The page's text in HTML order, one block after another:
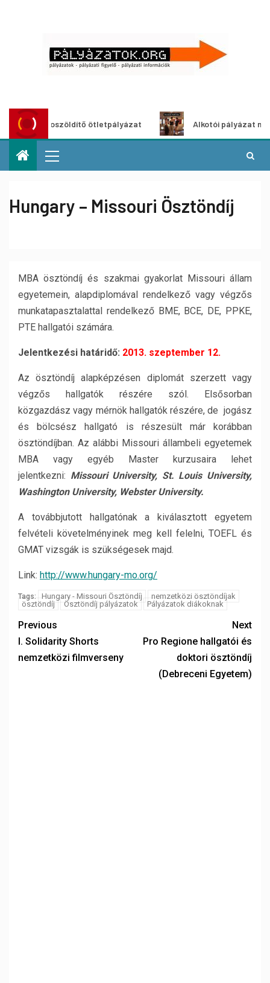
Városzöldítő ötletpályázat Alkotói pályázat
Hungary – Missouri Ösztöndíj
MBA ösztöndíj és szakmai gyakorlat Missouri állam
egyetemein, alapdiplomával rendelkező vagy végzős
munkatapasztalattal rendelkező BME, BCE, DE, PPKE,
PTE hallgatói számára.
Jelentkezési határidő: 2013. szeptember 12.
Az ösztöndíj alapképzésen diplomát szerzett vagy
végzős hallgatók részére szól. Elsősorban
közgazdász vagy mérnök hallgatók részére, de jogász
és bölcsész hallgató is részesült már korábban
ösztöndíjban. Az alábbi Missouri állambeli egyetemek
MBA vagy egyéb Master kurzusaira lehet
jelentkezni: Missouri University, St. Louis University,
Washington University, Webster University.
A továbbjutott hallgatónak a kiválasztott egyetem
felvételi követelményinek meg kell felelni, TOEFL és
GMAT vizsgák is szükségesek majd.
Link: http://www.hungary-mo.org/
Tags: Hungary - Missouri Ösztöndíj
nemzetközi ösztöndíjak
ösztöndíj
Ösztöndíj pályázatok Pályázatok diákoknak
Previous
I. Solidarity Shorts
nemzetközi filmverseny
Next
Pro Regione hallgatói és
doktori ösztöndíj
(Debreceni Egyetem)